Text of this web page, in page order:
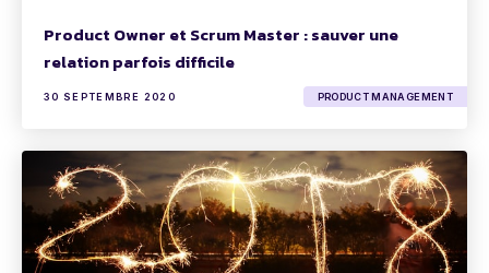
Product Owner et Scrum Master : sauver une
relation parfois difficile
30 SEPTEMBRE 2020 PRODUCT MANAGEMENT